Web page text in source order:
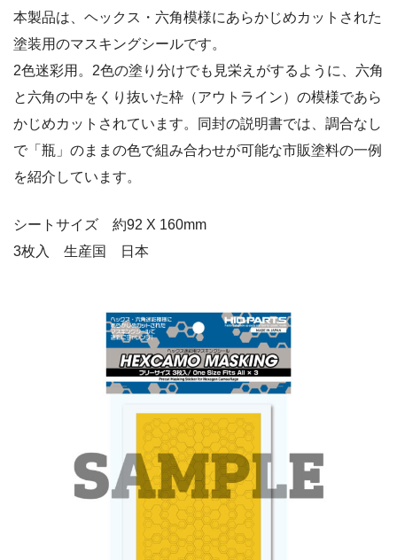
本製品は、ヘックス・六角模様にあらかじめカットされた
塗装用のマスキングシールです。
2色迷彩用。2色の塗り分けでも見栄えがするように、六角
と六角の中をくり抜いた枠（アウトライン）の模様であら
かじめカットされています。同封の説明書では、調合なし
で「瓶」のままの色で組み合わせが可能な市販塗料の一例
を紹介しています。
シートサイズ 約92 X 160mm
3枚入 生産国 日本